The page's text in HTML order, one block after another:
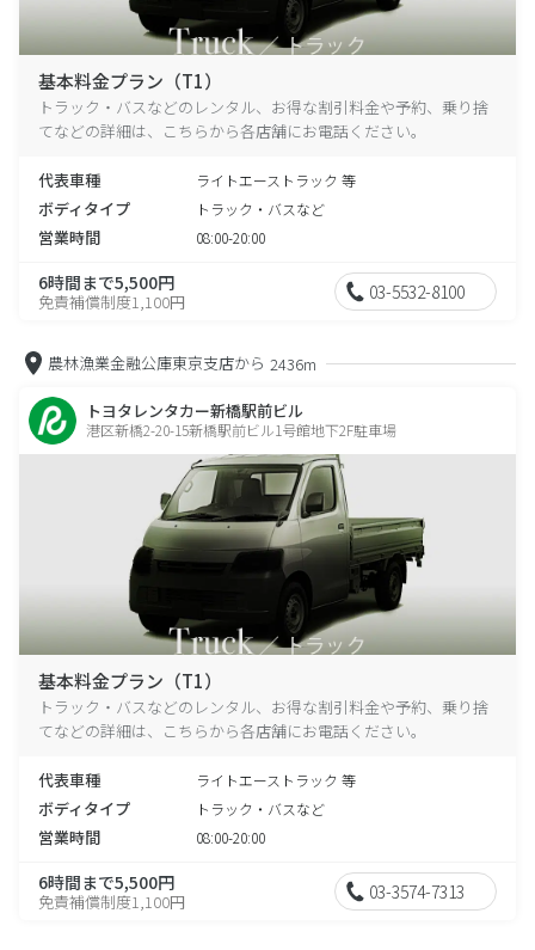
基本料金プラン（T1）
トラック・バスなどのレンタル、お得な割引料金や予約、乗り捨
てなどの詳細は、こちらから各店舗にお電話ください。
代表車種 ライトエーストラック 等
ボディタイプ トラック・バスなど
営業時間 08:00-20:00
6時間まで5,500円
免責補償制度1,100円 03-5532-8100
農林漁業金融公庫東京支店から 2436m
トヨタレンタカー新橋駅前ビル
港区新橋2-20-15新橋駅前ビル1号館地下2F駐車場
基本料金プラン（T1）
トラック・バスなどのレンタル、お得な割引料金や予約、乗り捨
てなどの詳細は、こちらから各店舗にお電話ください。
代表車種 ライトエーストラック 等
ボディタイプ トラック・バスなど
営業時間 08:00-20:00
6時間まで5,500円
免責補償制度1,100円 03-3574-7313